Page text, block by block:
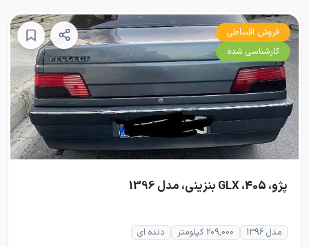
فروش اقساطی
کارشناسی شده
پژو، 405، GLX بنزینی، مدل 1396
مدل 1396 209,000 کیلومتر دنده ای